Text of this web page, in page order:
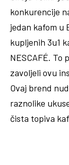
konkurencije
jedan kafom u
kupljenih 3u1
NESCAFÉ. To
zavoljeli ovu
Ovaj brend
raznolike
čista topiva